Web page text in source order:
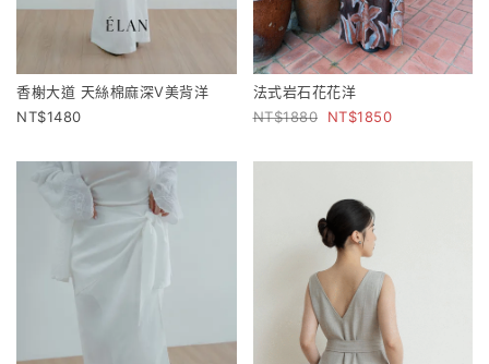
香榭大道 天絲棉麻深V美背洋
1480
法式岩石花花洋
1880
1850